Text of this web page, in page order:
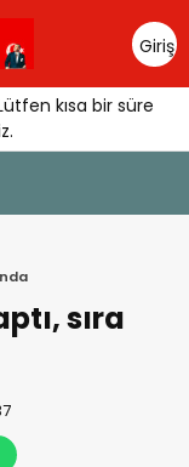
Giriş
Yap
kısa bir süre
sıra